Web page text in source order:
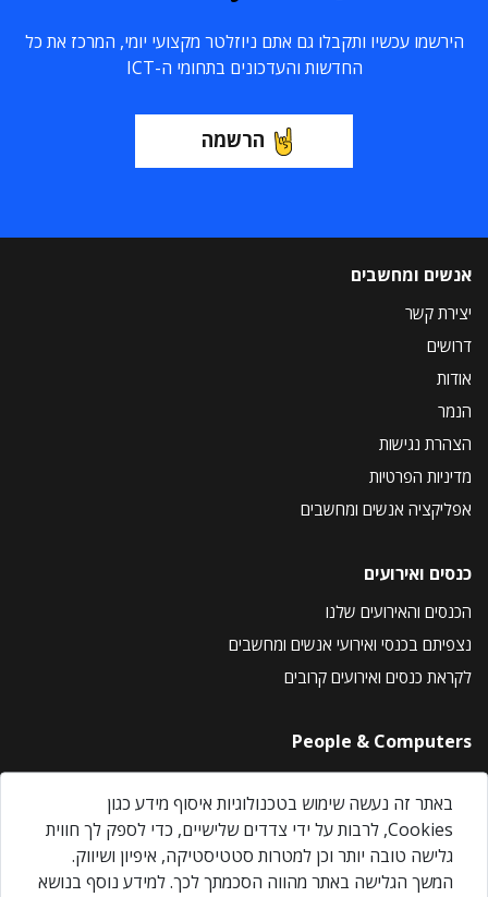
הירשמו עכשיו ותקבלו גם אתם ניוזלטר מקצועי יומי, המרכז את כל
החדשות והעדכונים בתחומי ה-ICT
הרשמה
אנשים ומחשבים
יצירת קשר
דרושים
אודות
הנמר
הצהרת נגישות
מדיניות הפרטיות
אפליקציה אנשים ומחשבים
כנסים ואירועים
הכנסים והאירועים שלנו
נצפיתם בכנסי ואירועי אנשים ומחשבים
לקראת כנסים ואירועים קרובים
People & Computers
About Us
Privacy Policy
Contact Us
Our Events
באתר זה נעשה שימוש בטכנולוגיות איסוף מידע כגון
Cookies, לרבות על ידי צדדים שלישיים, כדי לספק לך חווית
גלישה טובה יותר וכן למטרות סטטיסטיקה, איפיון ושיווק.
המשך הגלישה באתר מהווה הסכמתך לכך. למידע נוסף בנושא